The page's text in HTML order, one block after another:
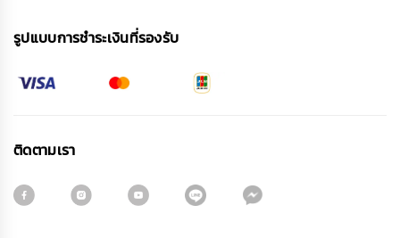
รูปแบบการชําระเงินที่รองรับ
ติดตามเรา